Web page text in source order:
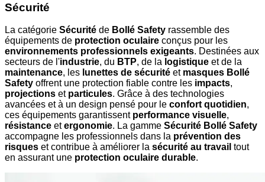
Sécurité
La catégorie Sécurité de Bollé Safety rassemble des
équipements de protection oculaire conçus pour les
environnements professionnels exigeants. Destinées aux
secteurs de l'industrie, du BTP, de la logistique et de la
maintenance, les lunettes de sécurité et masques Bollé
Safety offrent une protection fiable contre les impacts,
projections et particules. Grâce à des technologies
avancées et à un design pensé pour le confort quotidien,
ces équipements garantissent performance visuelle,
résistance etergonomie. La gamme Sécurité Bollé Safety
accompagne les professionnels dans la prévention des
risques et contribue à améliorer la sécurité au travail tout
en assurant une protection oculaire durable.